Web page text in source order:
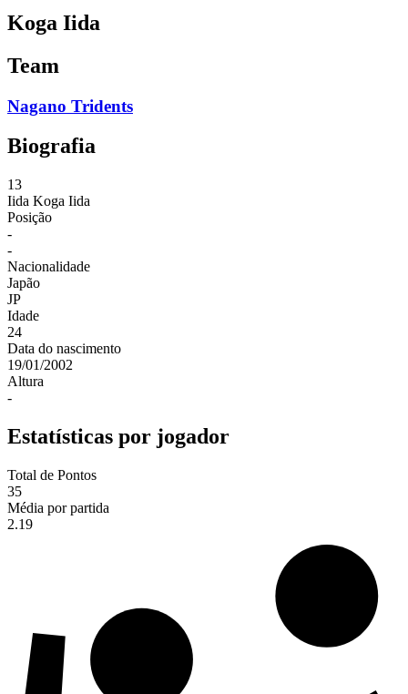
Koga Iida
Team
Nagano Tridents
Biografia
13
Iida Koga Iida
Posição
-
-
Nacionalidade
Japão
JP
Idade
24
Data do nascimento
19/01/2002
Altura
-
Estatísticas por jogador
Total de Pontos
35
Média por partida
2.19